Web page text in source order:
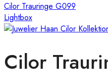
Cilor Trauringe G099
Lightbox
Cilor